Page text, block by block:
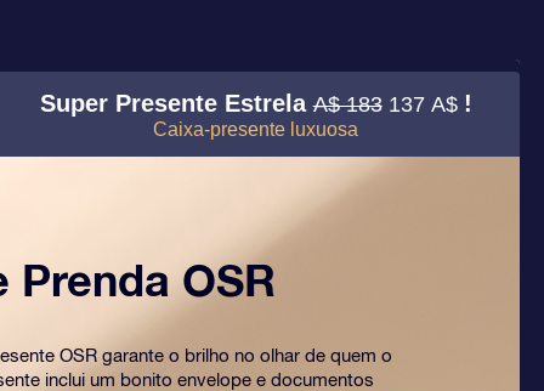
Super Presente EstrelaA$ 183 137 A$ !
Caixa-presente luxuosa
Prenda OSR
OSR garante o brilho no olhar de quem o
inclui um bonito envelope e documentos